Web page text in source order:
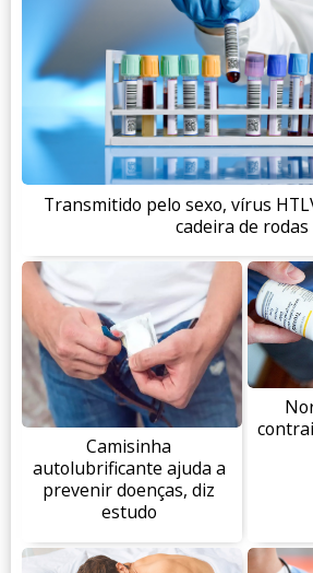
Transmitido pelo sexo, vírus
cadeira de rodas
Camisinha
autolubrificante ajuda a
prevenir doenças, diz
estudo